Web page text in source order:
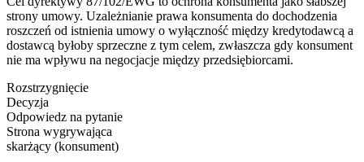
strony umowy. Uzależnianie prawa konsumenta do dochodzenia
roszczeń od istnienia umowy o wyłączność między kredytodawcą a
dostawcą byłoby sprzeczne z tym celem, zwłaszcza gdy konsument
nie ma wpływu na negocjacje między przedsiębiorcami.
Rozstrzygnięcie
Decyzja
Odpowiedz na pytanie
Strona wygrywająca
skarżący (konsument)